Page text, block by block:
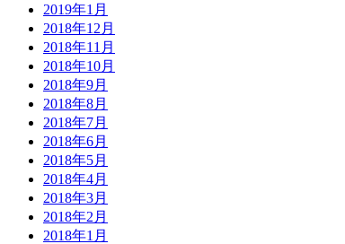
2019年1月
2018年12月
2018年11月
2018年10月
2018年9月
2018年8月
2018年7月
2018年6月
2018年5月
2018年4月
2018年3月
2018年2月
2018年1月